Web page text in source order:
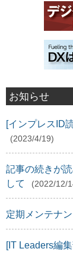
お知らせ
[インプレスID
(2023/4/19)
記事の続きが
して
(2022/12/
定期メンテナ
[IT Leaders編